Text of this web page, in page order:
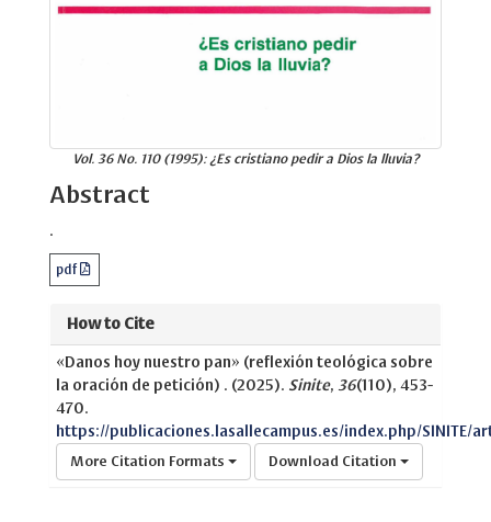
Vol. 36 No. 110 (1995): ¿Es cristiano pedir a Dios la lluvia?
Abstract
.
pdf
How to Cite
«Danos hoy nuestro pan» (reflexión teológica sobre
la oración de petición) . (2025). Sinite, 36(110), 453-
470.
https://publicaciones.lasallecampus.es/index.php/SINITE/
More Citation Formats Download Citation